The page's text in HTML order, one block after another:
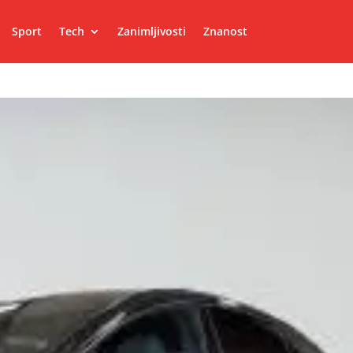
Sport Tech Zanimljivosti Znanost